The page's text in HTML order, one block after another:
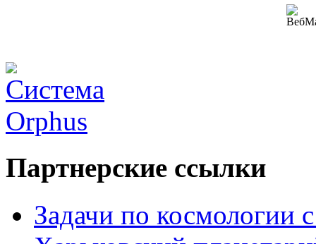
Партнерские ссылки
Задачи по космологии